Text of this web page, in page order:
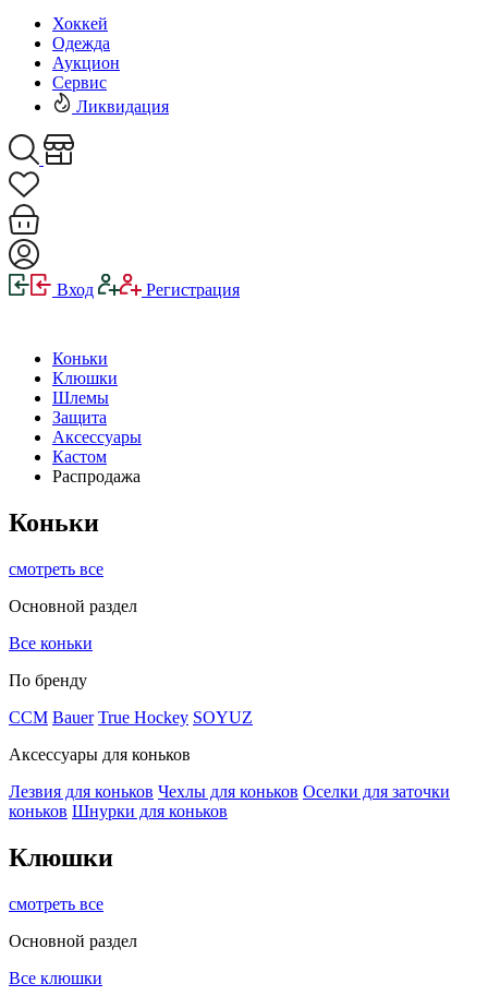
Хоккей
Одежда
Аукцион
Сервис
Ликвидация
Вход Регистрация
Коньки
Клюшки
Шлемы
Защита
Аксессуары
Кастом
Распродажа
Коньки
смотреть все
Основной раздел
Все коньки
По бренду
ССМ Bauer True Hockey SOYUZ
Аксессуары для коньков
Лезвия для коньков Чехлы для коньков Оселки для заточки
коньков Шнурки для коньков
Клюшки
смотреть все
Основной раздел
Все клюшки